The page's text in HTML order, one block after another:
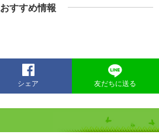
おすすめ情報
シェア 友だちに送る